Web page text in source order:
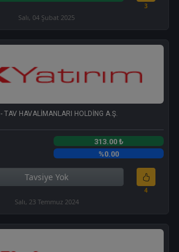
3
Salı, 04 Şubat 2025
- TAV HAVALİMANLARI HOLDİNG A.Ş.
313.00 ₺
%0.00
Tavsiye Yok
4
Salı, 23 Temmuz 2024